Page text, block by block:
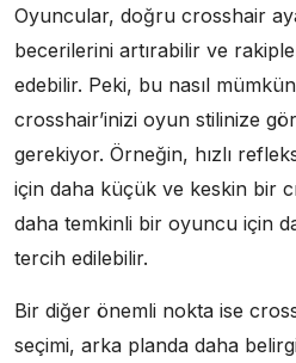
Oyuncular, doğru crosshair
becerilerini artırabilir ve
edebilir. Peki, bu nasıl
crosshair’inizi oyun stilinize
gerekiyor. Örneğin, hızlı
için daha küçük ve keskin bir
daha temkinli bir oyuncu için
tercih edilebilir.
Bir diğer önemli nokta ise
seçimi, arka planda daha